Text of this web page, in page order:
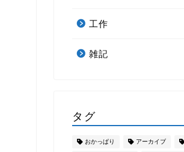
工作
雑記
タグ
おかっぱり アーカイブ